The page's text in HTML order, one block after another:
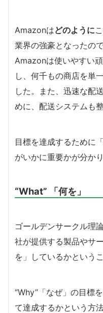
Amazonはどのように
業界の強豪となったの
Amazonは使いやすい
し、何千もの商店を単
した。また、迅速な配
めに、配送システムも
目標を達成するために
がいかに重要かが分かり
“What” 「何を」
ゴールデンサークル理
社が提供する製品やサ
を」しているかというこ
“Why”「なぜ」の目標
て達成するかという方